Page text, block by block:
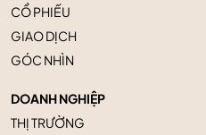
CỔ PHIẾU
GIAO DỊCH
GÓC NHÌN
DOANH NGHIỆP
THỊ TRƯỜNG